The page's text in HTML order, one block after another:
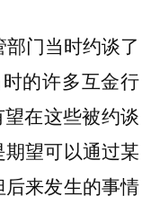
门当时约谈了
的许多互金行
在这些被约谈
望可以通过某
来发生的事情